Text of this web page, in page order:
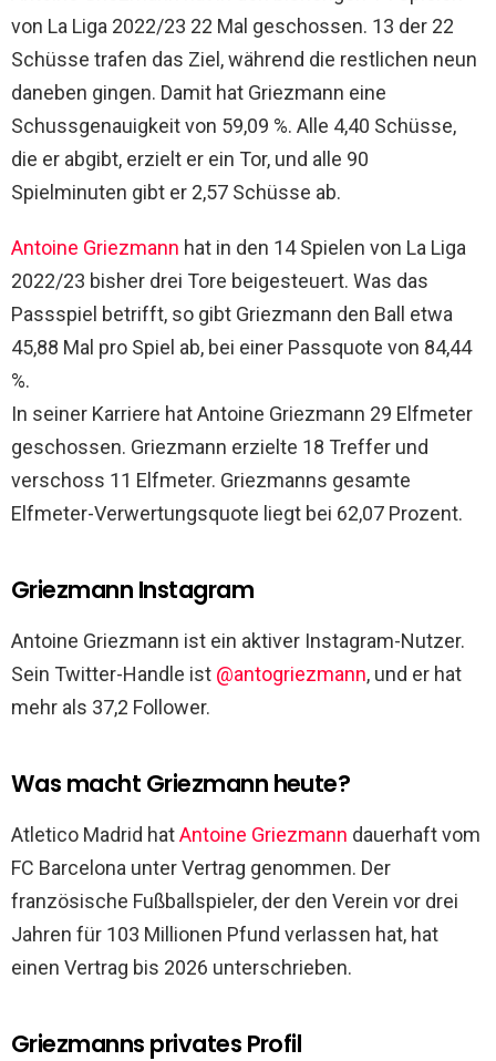
von La Liga 2022/23 22 Mal geschossen. 13 der 22
Schüsse trafen das Ziel, während die restlichen neun
daneben gingen. Damit hat Griezmann eine
Schussgenauigkeit von 59,09 %. Alle 4,40 Schüsse,
die er abgibt, erzielt er ein Tor, und alle 90
Spielminuten gibt er 2,57 Schüsse ab.
Antoine Griezmann hat in den 14 Spielen von La Liga
2022/23 bisher drei Tore beigesteuert. Was das
Passspiel betrifft, so gibt Griezmann den Ball etwa
45,88 Mal pro Spiel ab, bei einer Passquote von 84,44
%.
In seiner Karriere hat Antoine Griezmann 29 Elfmeter
geschossen. Griezmann erzielte 18 Treffer und
verschoss 11 Elfmeter. Griezmanns gesamte
Elfmeter-Verwertungsquote liegt bei 62,07 Prozent.
Griezmann Instagram
Antoine Griezmann ist ein aktiver Instagram-Nutzer.
Sein Twitter-Handle ist @antogriezmann, und er hat
mehr als 37,2 Follower.
Was macht Griezmann heute?
Atletico Madrid hatAntoine Griezmann dauerhaft vom
FC Barcelona unter Vertrag genommen. Der
französische Fußballspieler, der den Verein vor drei
Jahren für 103 Millionen Pfund verlassen hat, hat
einen Vertrag bis 2026 unterschrieben.
Griezmanns privates Profil